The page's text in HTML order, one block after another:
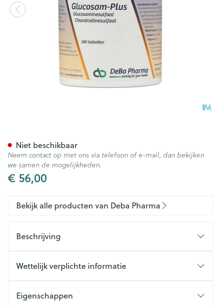
€ 56,00
Niet beschikbaar
Neem contact op met ons via telefoon of e-mail, dan bekijken
we samen de mogelijkheden.
Bekijk alle producten van Deba Pharma
Beschrijving
Wettelijk verplichte informatie
Eigenschappen